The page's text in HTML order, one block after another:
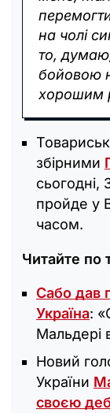
перемогти
на чолі
то,
бойовою
хорошим
збірними
сьогодні,
пройде у
часом.
Читайте по
Сабо дав
Україна:
Мальдері
Новий
України
своєю